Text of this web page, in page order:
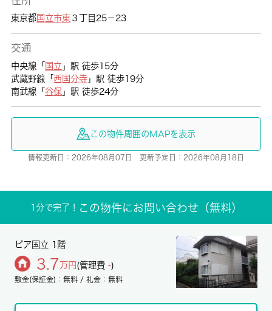
東京都国立市東３丁目25－23
交通
中央線「 国立 」駅 徒歩15分
武蔵野線「 西国分寺」駅 徒歩19分
南武線「 谷保」駅 徒歩24分
この物件周囲のMAPを表示
情報更新日：2026年08月07日 更新予定日：2026年08月18日
1分で完了！ この物件にお問い合わせ（無料）
ピア国立 1階
3.7 万円 (管理費 -)
敷金(保証金)：無料 / 礼金：無料